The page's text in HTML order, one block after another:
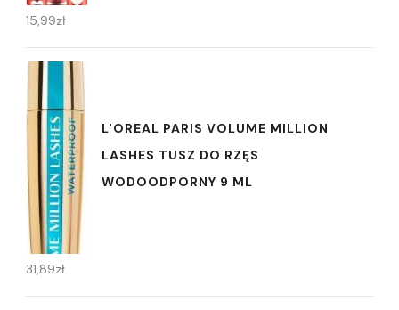
15,99zł
L'OREAL PARIS VOLUME MILLION
LASHES TUSZ DO RZĘS
WODOODPORNY 9 ML
31,89zł